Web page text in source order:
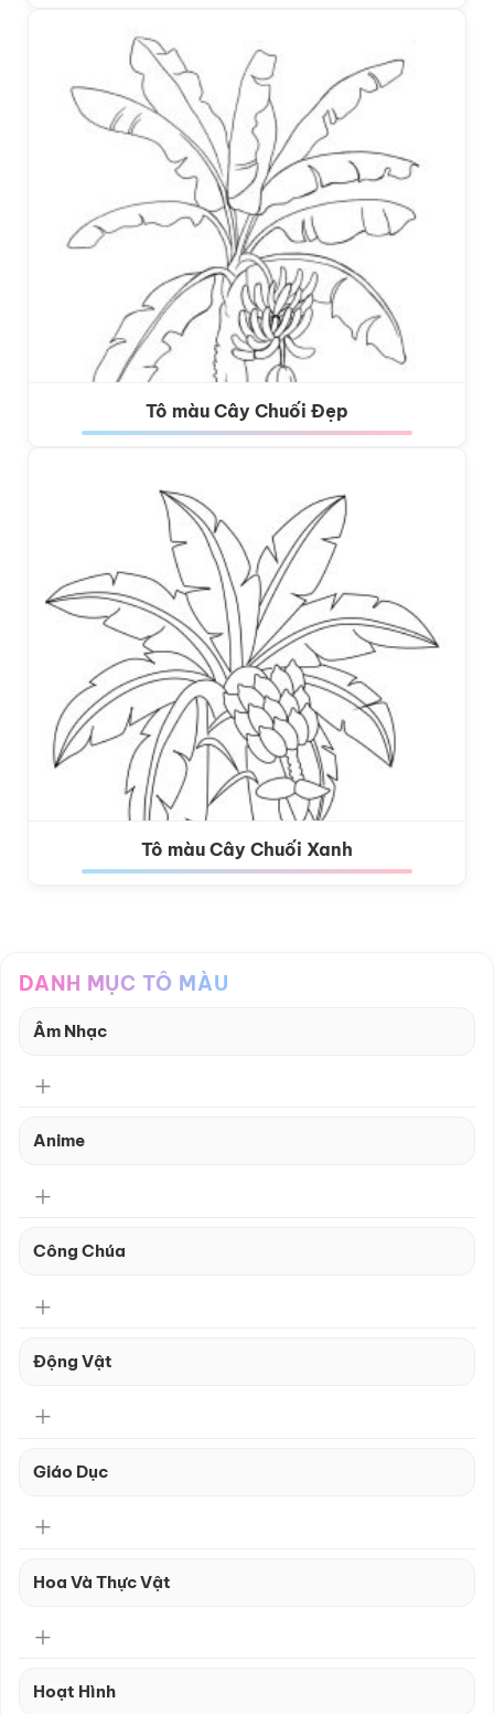
Tô màu Cây Chuối Đẹp
Tô màu Cây Chuối Xanh
DANH MỤC TÔ MÀU
Âm Nhạc
Anime
Công Chúa
Động Vật
Giáo Dục
Hoa Và Thực Vật
Hoạt Hình